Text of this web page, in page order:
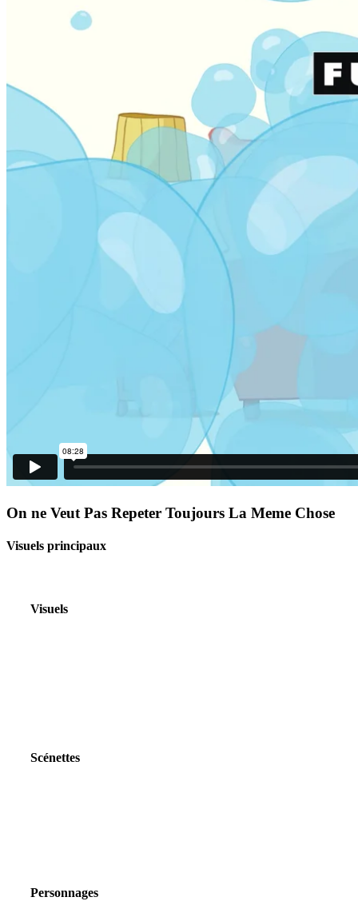
On ne Veut Pas Repeter Toujours La Meme Chose
Visuels principaux
Visuels
Scénettes
Personnages